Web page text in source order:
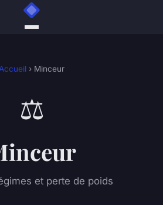
Accueil › Minceur
⚖️
et perte de poids